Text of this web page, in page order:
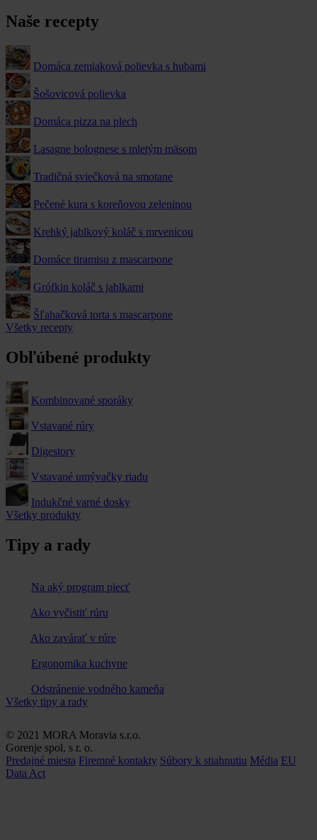
Naše recepty
Domáca zemiaková polievka s hubami
Šošovicová polievka
Domáca pizza na plech
Lasagne bolognese s mletým mäsom
Tradičná sviečková na smotane
Pečené kura s koreňovou zeleninou
Krehký jablkový koláč s mrvenicou
Domáce tiramisu z mascarpone
Grófkin koláč s jablkami
Šľahačková torta s mascarpone
Všetky recepty
Obľúbené produkty
Kombinované sporáky
Vstavané rúry
Digestory
Vstavané umývačky riadu
Indukčné varné dosky
Všetky produkty
Tipy a rady
Na aký program piecť
Ako vyčistiť rúru
Ako zavárať v rúre
Ergonomika kuchyne
Odstránenie vodného kameňa
Všetky tipy a rady
© 2021 MORA Moravia s.r.o.
Gorenje spol. s r. o.
Predajné miesta Firemné kontakty Súbory k stiahnutiu Média EU
Data Act